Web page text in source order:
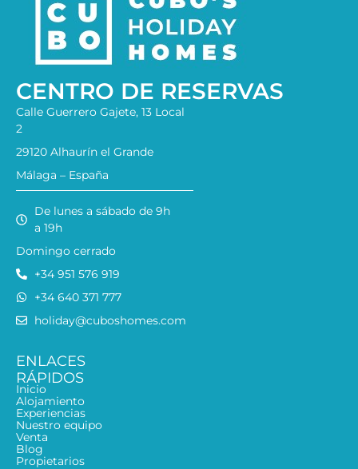
CENTRO DE RESERVAS
Calle Guerrero Gajete, 13 Local
2
29120 Alhaurín el Grande
Málaga – España
De lunes a sábado de 9h
a 19h
Domingo cerrado
+34 951 576 919
+34 640 371 777
holiday@cuboshomes.com
ENLACES
RÁPIDOS
Inicio
Alojamiento
Experiencias
Nuestro equipo
Venta
Blog
Propietarios